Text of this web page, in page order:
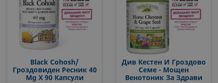
Black Cohosh/
Гроздовиден Ресник 40
Mg Х 90 Капсули
Див Кестен И Гроздово
Семе - Мощен
Венотоник За Здрави